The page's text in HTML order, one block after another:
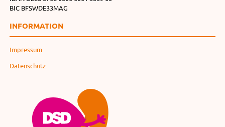
BIC BFSWDE33MAG
INFORMATION
Impressum
Datenschutz